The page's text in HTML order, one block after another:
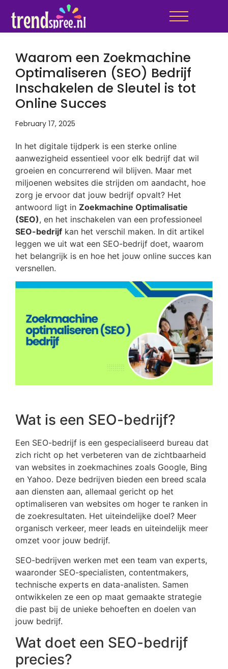
Waarom een Zoekmachine
Optimaliseren (SEO) Bedrijf
Inschakelen de Sleutel is tot
Online Succes
February 17, 2025
In het digitale tijdperk is een sterke online
aanwezigheid essentieel voor elk bedrijf dat wil
groeien en concurrerend wil blijven. Maar met
miljoenen websites die strijden om aandacht, hoe
zorg je ervoor dat jouw bedrijf opvalt? Het
antwoord ligt in Zoekmachine Optimalisatie
(SEO), en het inschakelen van een professioneel
SEO-bedrijf kan het verschil maken. In dit artikel
leggen we uit wat een SEO-bedrijf doet, waarom
het belangrijk is en hoe het jouw online succes kan
versnellen.
Wat is een SEO-bedrijf?
Een SEO-bedrijf is een gespecialiseerd bureau dat
zich richt op het verbeteren van de zichtbaarheid
van websites in zoekmachines zoals Google, Bing
en Yahoo. Deze bedrijven bieden een breed scala
aan diensten aan, allemaal gericht op het
optimaliseren van websites om hoger te ranken in
de zoekresultaten. Het uiteindelijke doel? Meer
organisch verkeer, meer leads en uiteindelijk meer
omzet voor jouw bedrijf.
SEO-bedrijven werken met een team van experts,
waaronder SEO-specialisten, contentmakers,
technische experts en data-analisten. Samen
ontwikkelen ze een op maat gemaakte strategie
die past bij de unieke behoeften en doelen van
jouw bedrijf.
Wat doet een SEO-bedrijf
precies?